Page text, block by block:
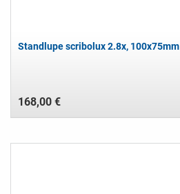
Standlupe scribolux 2.8x, 100x75mm
168,00 €